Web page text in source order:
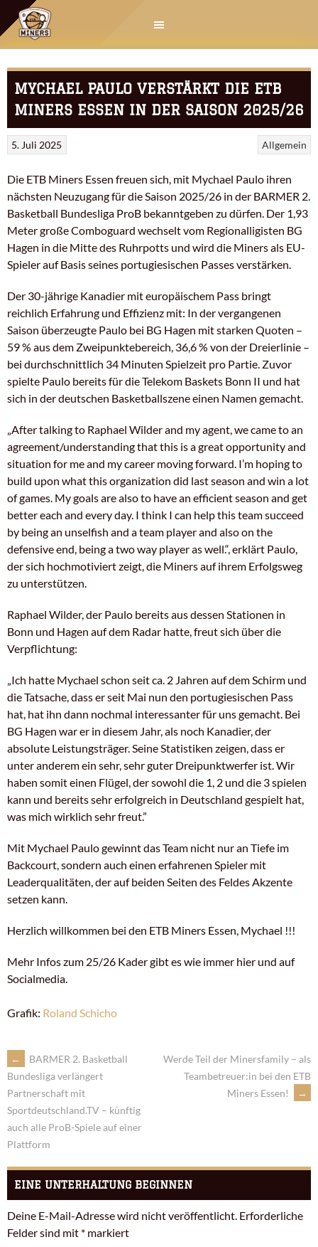
Springe
zum
Inhalt
MYCHAEL PAULO VERSTÄRKT DIE ETB
MINERS ESSEN IN DER SAISON 2025/26
Allgemein
5. Juli 2025
Die ETB Miners Essen freuen sich, mit Mychael Paulo ihren
nächsten Neuzugang für die Saison 2025/26 in der BARMER 2.
Basketball Bundesliga ProB bekanntgeben zu dürfen. Der 1,93
Meter große Comboguard wechselt vom Regionalligisten BG
Hagen in die Mitte des Ruhrpotts und wird die Miners als EU-
Spieler auf Basis seines portugiesischen Passes verstärken.
Der 30-jährige Kanadier mit europäischem Pass bringt
reichlich Erfahrung und Effizienz mit: In der vergangenen
Saison überzeugte Paulo bei BG Hagen mit starken Quoten –
59 % aus dem Zweipunktebereich, 36,6 % von der Dreierlinie –
bei durchschnittlich 34 Minuten Spielzeit pro Partie. Zuvor
spielte Paulo bereits für die Telekom Baskets Bonn II und hat
sich in der deutschen Basketballszene einen Namen gemacht.
„After talking to Raphael Wilder and my agent, we came to an
agreement/understanding that this is a great opportunity and
situation for me and my career moving forward. I’m hoping to
build upon what this organization did last season and win a lot
of games. My goals are also to have an efficient season and get
better each and every day. I think I can help this team succeed
by being an unselfish and a team player and also on the
defensive end, being a two way player as well.“, erklärt Paulo,
der sich hochmotiviert zeigt, die Miners auf ihrem Erfolgsweg
zu unterstützen.
Raphael Wilder, der Paulo bereits aus dessen Stationen in
Bonn und Hagen auf dem Radar hatte, freut sich über die
Verpflichtung:
„Ich hatte Mychael schon seit ca. 2 Jahren auf dem Schirm und
die Tatsache, dass er seit Mai nun den portugiesischen Pass
hat, hat ihn dann nochmal interessanter für uns gemacht. Bei
BG Hagen war er in diesem Jahr, als noch Kanadier, der
absolute Leistungsträger. Seine Statistiken zeigen, dass er
unter anderem ein sehr, sehr guter Dreipunktwerfer ist. Wir
haben somit einen Flügel, der sowohl die 1, 2 und die 3 spielen
kann und bereits sehr erfolgreich in Deutschland gespielt hat,
was mich wirklich sehr freut.”
Mit Mychael Paulo gewinnt das Team nicht nur an Tiefe im
Backcourt, sondern auch einen erfahrenen Spieler mit
Leaderqualitäten, der auf beiden Seiten des Feldes Akzente
setzen kann.
Herzlich willkommen bei den ETB Miners Essen, Mychael !!!
Mehr Infos zum 25/26 Kader gibt es wie immer hier und auf
Socialmedia.
Grafik: Roland Schicho
←
BARMER 2. Basketball
Bundesliga verlängert
Partnerschaft mit
Sportdeutschland.TV – künftig
auch alle ProB-Spiele auf einer
Plattform
Werde Teil der Minersfamily – als
Teambetreuer:in bei den ETB
Miners Essen!
→
EINE UNTERHALTUNG BEGINNEN
Deine E-Mail-Adresse wird nicht veröffentlicht. Erforderliche
Felder sind mit * markiert